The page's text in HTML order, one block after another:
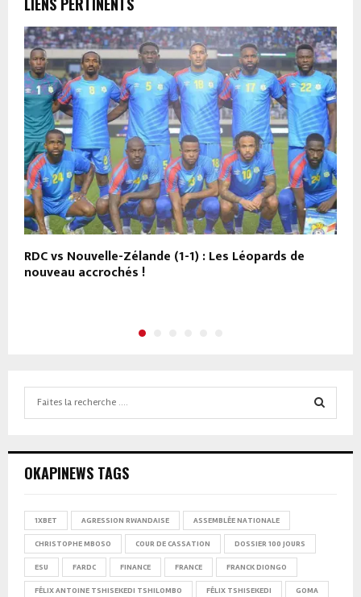
RDC vs Nouvelle-Zélande (1-1) : Les Léopards de
nouveau accrochés !
OKAPINEWS TAGS
1XBET AGRESSION RWANDAISE ASSEMBLÉE NATIONALE
CHRISTOPHE MBOSO COUR DE CASSATION DOSSIER 100 JOURS
ESU FARDC FINANCE FRANCE FRANCK DIONGO
FÉLIX ANTOINE TSHISEKEDI TSHILOMBO FÉLIX TSHISEKEDI GOMA